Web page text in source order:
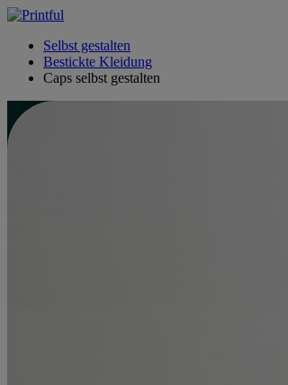
Selbst gestalten
Bestickte Kleidung
Caps selbst gestalten